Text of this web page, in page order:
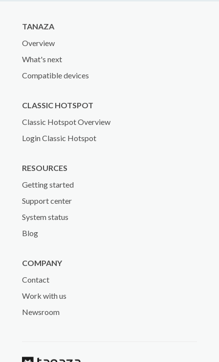
TANAZA
Overview
What's next
Compatible devices
CLASSIC HOTSPOT
Classic Hotspot Overview
Login Classic Hotspot
RESOURCES
Getting started
Support center
System status
Blog
COMPANY
Contact
Work with us
Newsroom